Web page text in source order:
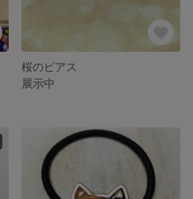
桜のピアス
展示中